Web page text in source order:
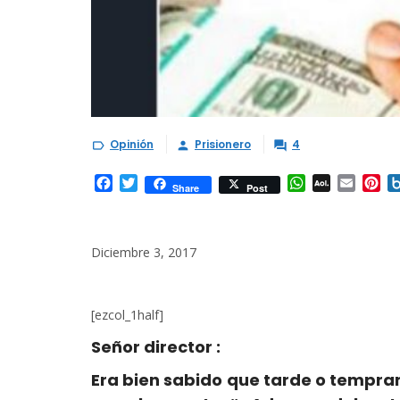
 Opinión  Prisionero  4
Facebook
TwitterShare Post WhatsApp
AOL Email
Diciembre 3, 2017
[ezcol_1half]
Señor director :
Era bien sabido que tarde o